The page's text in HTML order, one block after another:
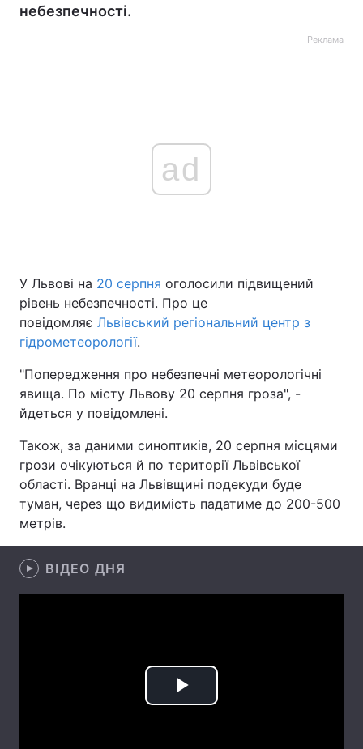
Головна Війна
Україна
Економіка Світ
Спорт
Техно і зв'язок Лайт
Зброя Інциденти
Здоров'я Туризм
Статті
Думки
небезпечності.
Реклама
ad
У Львові на 20 серпня оголосили підвищений
рівень небезпечності. Про це
повідомляє Львівський регіональний центр з
гідрометеорології.
"Попередження про небезпечні метеорологічні
явища. По місту Львову 20 серпня гроза", -
йдеться у повідомлені.
Також, за даними синоптиків, 20 серпня місцями
грози очікуються й по території Львівської
області. Вранці на Львівщині подекуди буде
туман, через що видимість падатиме до 200-500
метрів.
ВІДЕО ДНЯ
Play